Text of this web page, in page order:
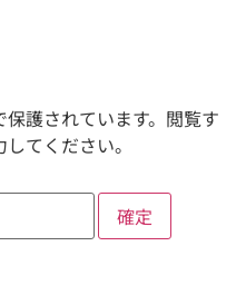
護されています。閲覧す
てください。